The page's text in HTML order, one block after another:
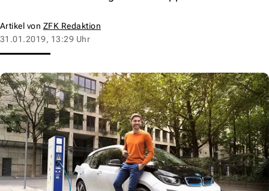
Artikel von ZFK Redaktion
31.01.2019, 13:29 Uhr